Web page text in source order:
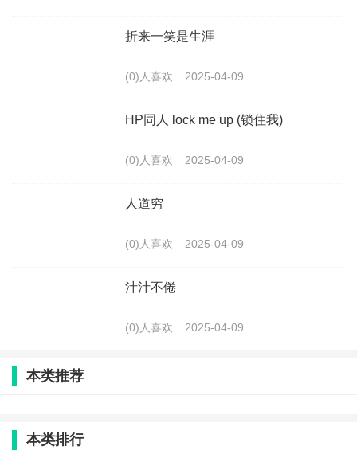
折来一笑是生涯
(0)人喜欢 2025-04-09
HP同人 lock me up (锁住我)
(0)人喜欢 2025-04-09
人道穷
(0)人喜欢 2025-04-09
汁汁不倦
(0)人喜欢 2025-04-09
本类推荐
本类排行